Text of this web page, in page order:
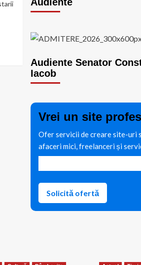
Audiente Senator
Iacob
Vrei un site
Ofer servicii de creare site-uri
afaceri mici, freelanceri și
Solicită ofertă